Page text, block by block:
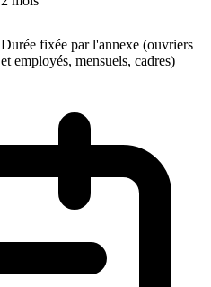
Durée fixée par l'annexe (ouvriers
et employés, mensuels, cadres)